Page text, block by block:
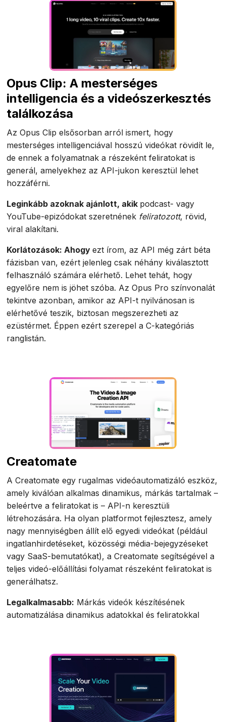
Opus Clip: A mesterséges
intelligencia és a videószerkesztés
találkozása
Az Opus Clip elsősorban arról ismert, hogy
mesterséges intelligenciával hosszú videókat rövidít le,
de ennek a folyamatnak a részeként feliratokat is
generál, amelyekhez az API-jukon keresztül lehet
hozzáférni.
Leginkább azoknak ajánlott, akik podcast- vagy
YouTube-epizódokat szeretnének feliratozott, rövid,
viral alakítani.
Korlátozások: Ahogyezt írom, az API még zárt béta
fázisban van, ezért jelenleg csak néhány kiválasztott
felhasználó számára elérhető. Lehet tehát, hogy
egyelőre nem is jöhet szóba. Az Opus Pro színvonalát
tekintve azonban, amikor az API-t nyilvánosan is
elérhetővé teszik, biztosan megszerezheti az
ezüstérmet. Éppen ezért szerepel a C-kategóriás
ranglistán.
Creatomate
A Creatomate egy rugalmas videóautomatizáló eszköz,
amely kiválóan alkalmas dinamikus, márkás tartalmak –
beleértve a feliratokat is – API-n keresztüli
létrehozására. Ha olyan platformot fejlesztesz, amely
nagy mennyiségben állít elő egyedi videókat (például
ingatlanhirdetéseket, közösségi média-bejegyzéseket
vagy SaaS-bemutatókat), a Creatomate segítségével a
teljes videó-előállítási folyamat részeként feliratokat is
generálhatsz.
Legalkalmasabb: Márkás videók készítésének
automatizálása dinamikus adatokkal és feliratokkal